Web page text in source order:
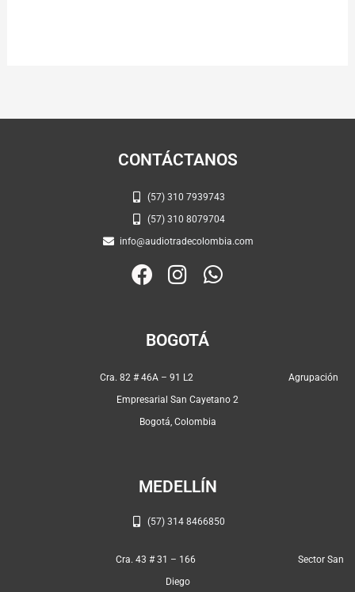
CONTÁCTANOS
(57) 310 7939743
(57) 310 8079704
info@audiotradecolombia.com
F
e
o
o
k
I
t
g
r
a
W
p
p
BOGOTÁ
Cra. 82 # 46A – 91 L2 Agrupación
Empresarial San Cayetano 2
Bogotá, Colombia
MEDELLÍN
(57) 314 8466850
Cra. 43 # 31 – 166 Sector San
Diego